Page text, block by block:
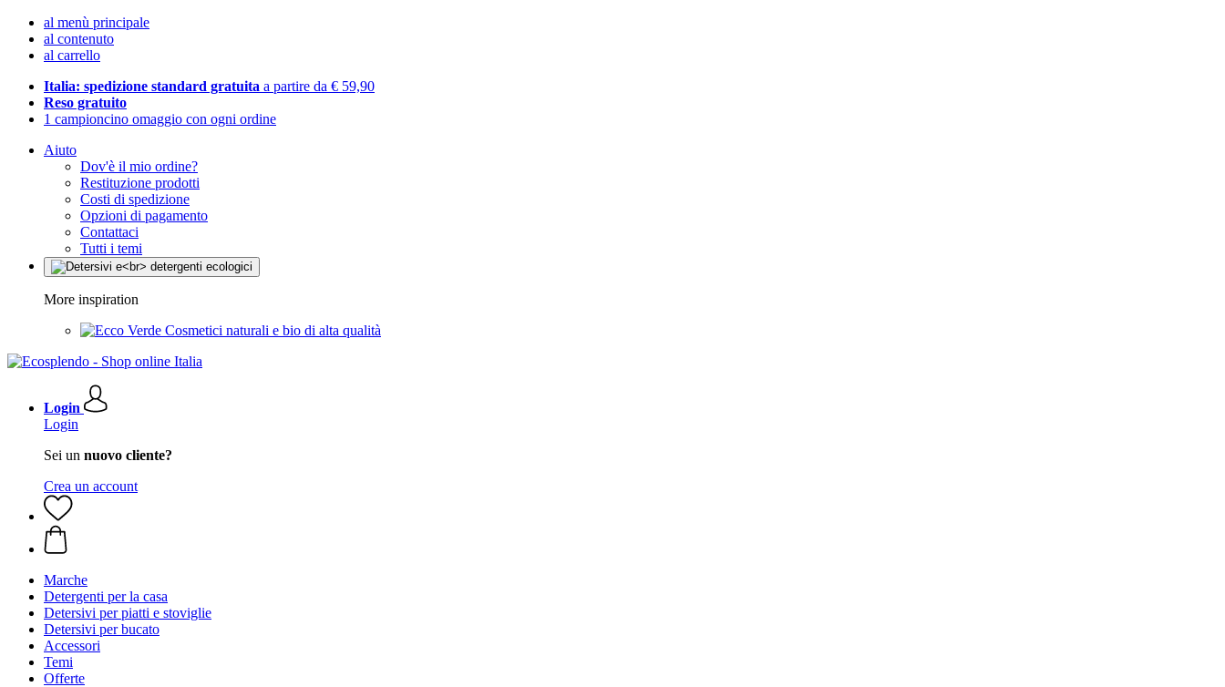
al menù principale
al contenuto
al carrello
Italia: spedizione standard gratuita a partire da € 59,90
Reso gratuito
1 campioncino omaggio con ogni ordine
Aiuto
Dov'è il mio ordine?
Restituzione prodotti
Costi di spedizione
Opzioni di pagamento
Contattaci
Tutti i temi
More inspiration
Cosmetici naturali e bio di alta qualità
Login
Login
Sei un nuovo cliente?
Crea un account
Marche
Detergenti per la casa
Detersivi per piatti e stoviglie
Detersivi per bucato
Accessori
Temi
Offerte